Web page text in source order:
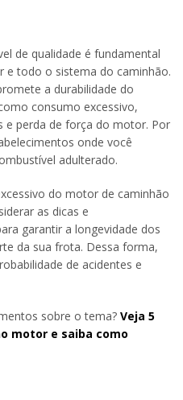
de qualidade é fundamental
todo o sistema do caminhão.
a durabilidade do
consumo excessivo,
e perda de força do motor. Por
onde você
adulterado.
do motor de caminhão
as dicas e
garantir a longevidade dos
da sua frota. Dessa forma,
de acidentes e
sobre o tema? Veja 5
motor e saiba como